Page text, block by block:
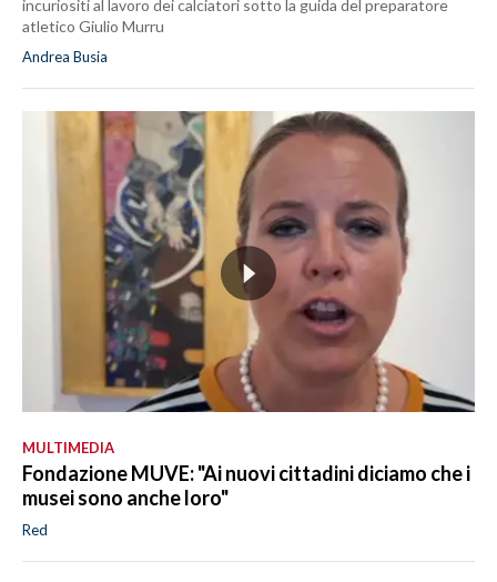
incuriositi al lavoro dei calciatori sotto la guida del preparatore
atletico Giulio Murru
Andrea Busia
MULTIMEDIA
Fondazione MUVE: "Ai nuovi cittadini diciamo che i
musei sono anche loro"
Red